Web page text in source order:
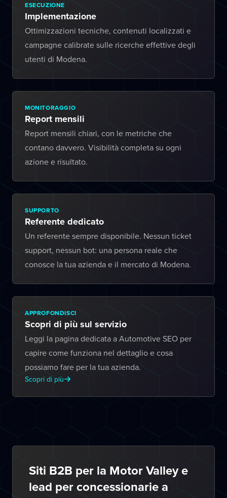
ESECUZIONE
Implementazione
Ottimizzazioni tecniche, contenuti localizzati e
campagne calibrate sulle ricerche effettive degli
utenti di Modena.
MONITORAGGIO
Report mensili
Report mensili chiari, con le metriche che
contano davvero. Visibilità completa su ogni
azione e risultato.
SUPPORTO
Referente dedicato
Un referente sempre disponibile. Nessun ticket
support, nessun bot: una persona reale che
conosce la tua azienda e il mercato di Modena.
APPROFONDISCI
Scopri di più sul servizio
Leggi la pagina dedicata a Automotive SEO per
capire come funziona nel dettaglio e cosa
possiamo fare per la tua azienda.
Scopri di più
Siti B2B per la Motor Valley e
lead per concessionarie a